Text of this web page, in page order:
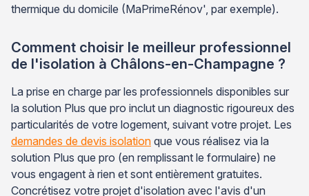
thermique du domicile (MaPrimeRénov', par exemple).
Comment choisir le meilleur professionnel
de l'isolation à Châlons-en-Champagne ?
La prise en charge par les professionnels disponibles sur
la solution Plus que pro inclut un diagnostic rigoureux des
particularités de votre logement, suivant votre projet. Les
demandes de devis isolation que vous réalisez via la
solution Plus que pro (en remplissant le formulaire) ne
vous engagent à rien et sont entièrement gratuites.
Concrétisez votre projet d'isolation avec l'avis d'un